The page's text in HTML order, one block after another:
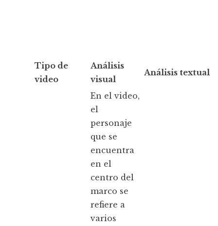
Tipo de
video
Análisis
visual
Análisis textual
En el video,
el
personaje
que se
encuentra
en el
centro del
marco se
refiere a
varios